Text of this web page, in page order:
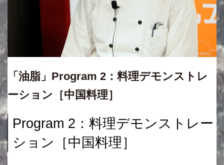
「油脂」Program 2：料理デモンストレ
ーション［中国料理］
Program 2：料理デモンストレー
ション［中国料理］